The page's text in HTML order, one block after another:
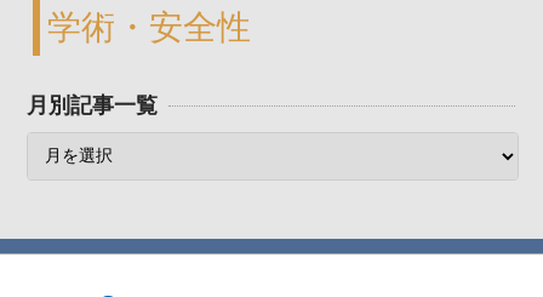
学術・安全性
月別記事一覧